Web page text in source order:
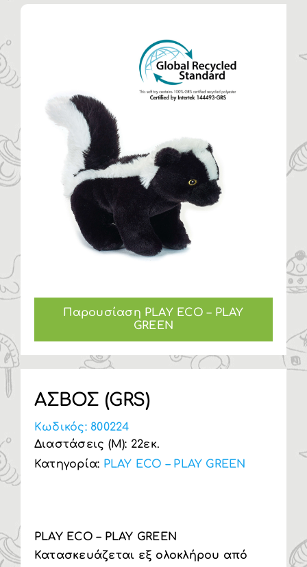
ΠΡΟΪΟΝΤΑ
ΚΑΤΑΛΟΓΟΙ
ΝΕΑ
ΑΡΘΡΑ
Παρουσίαση PLAY ECO – PLAY
GREEN
ΑΣΒΟΣ (GRS)
Κωδικός: 800224
Διαστάσεις (Μ): 22εκ.
Κατηγορία: PLAY ECO – PLAY GREEN
PLAY ECO – PLAY GREEN
Κατασκευάζεται εξ ολοκλήρου από